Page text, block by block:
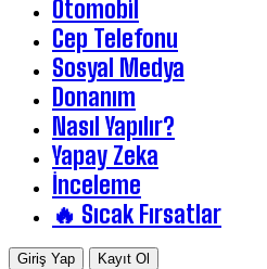
Otomobil
Cep Telefonu
Sosyal Medya
Donanım
Nasıl Yapılır?
Yapay Zeka
İnceleme
🔥 Sıcak Fırsatlar
Giriş Yap Kayıt Ol